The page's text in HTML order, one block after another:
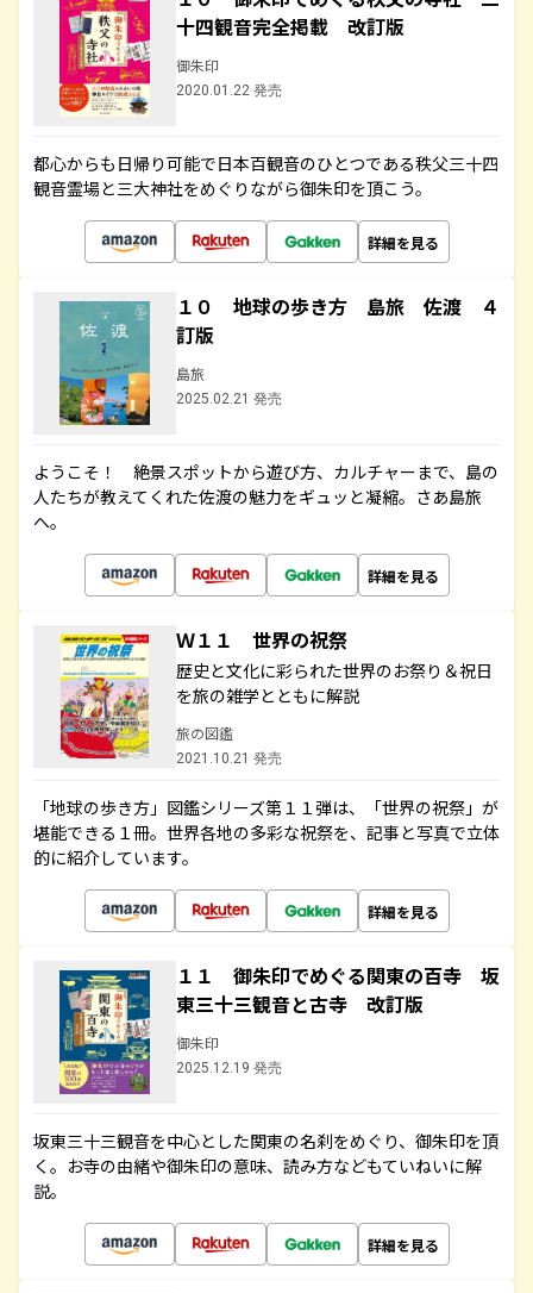
十四観音完全掲載 改訂版
御朱印
2020.01.22 発売
都心からも日帰り可能で日本百観音のひとつである秩父三十四
観音霊場と三大神社をめぐりながら御朱印を頂こう。
詳細を見る
１０ 地球の歩き方 島旅 佐渡 ４
訂版
島旅
2025.02.21 発売
ようこそ！ 絶景スポットから遊び方、カルチャーまで、島の
人たちが教えてくれた佐渡の魅力をギュッと凝縮。さあ島旅
へ。
詳細を見る
Ｗ１１ 世界の祝祭
歴史と文化に彩られた世界のお祭り＆祝日
を旅の雑学とともに解説
旅の図鑑
2021.10.21 発売
「地球の歩き方」図鑑シリーズ第１１弾は、「世界の祝祭」が
堪能できる１冊。世界各地の多彩な祝祭を、記事と写真で立体
的に紹介しています。
詳細を見る
１１ 御朱印でめぐる関東の百寺 坂
東三十三観音と古寺 改訂版
御朱印
2025.12.19 発売
坂東三十三観音を中心とした関東の名刹をめぐり、御朱印を頂
く。お寺の由緒や御朱印の意味、読み方などもていねいに解
説。
詳細を見る